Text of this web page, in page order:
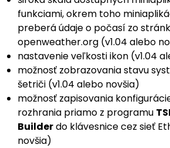
funkciami, okrem toho
preberá údaje o počasí zo
openweather.org (v1.04 alebo
nastavenie veľkosti ikon (v1.04
možnosť zobrazovania stavu
šetriči (v1.04 alebo novšia)
možnosť zapisovania
rozhrania priamo z programu TSI
Builderdo klávesnice cez sieť
novšia)